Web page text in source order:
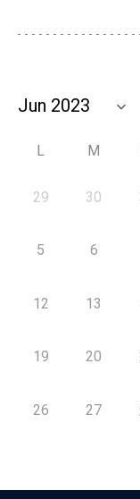
L M
29 30
5 6
12 13
19 20
26 27